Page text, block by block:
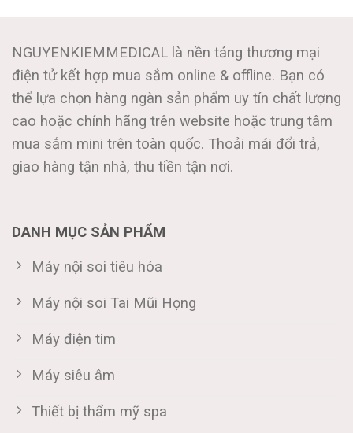
NGUYENKIEMMEDICAL là nền tảng thương mại
điện tử kết hợp mua sắm online & offline. Bạn có
thể lựa chọn hàng ngàn sản phẩm uy tín chất lượng
cao hoặc chính hãng trên website hoặc trung tâm
mua sắm mini trên toàn quốc. Thoải mái đổi trả,
giao hàng tận nhà, thu tiền tận nơi.
DANH MỤC SẢN PHẨM
Máy nội soi tiêu hóa
Máy nội soi Tai Mũi Họng
Máy điện tim
Máy siêu âm
Thiết bị thẩm mỹ spa